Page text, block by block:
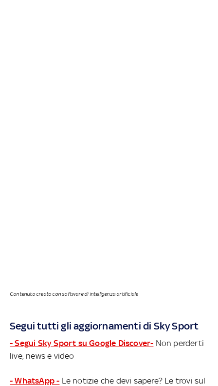
Contenuto creato con software di intelligenza artificiale
Segui tutti gli aggiornamenti di Sky Sport
- Segui Sky Sport su Google Discover- Non perderti
live, news e video
- WhatsApp - Le notizie che devi sapere? Le trovi sul